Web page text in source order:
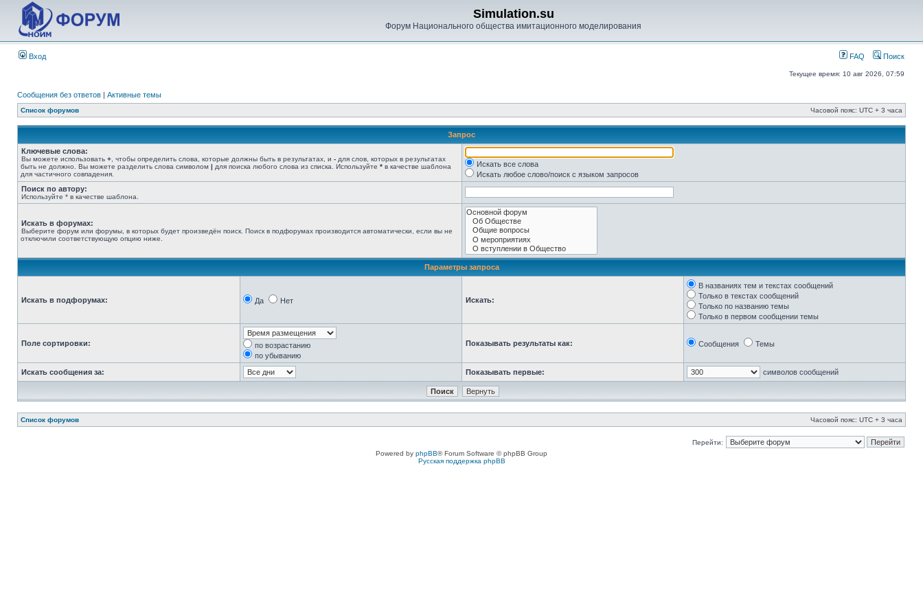
Simulation.su
Форум Национального общества имитационного моделирования
Вход FAQ Поиск
Текущее время: 10 авг 2026, 07:59
Сообщения без ответов | Активные темы
Список форумов Часовой пояс: UTC + 3 часа
Запрос
Ключевые слова:
Вы можете использовать + , чтобы определить слова, которые должны быть в результатах, и - для слов, которых в результатах
быть не должно. Вы можете разделить слова символом | для поиска любого слова из списка. Используйте * в качестве шаблона
для частичного совпадения.
Искать все слова
Искать любое слово/поиск с языком запросов
Поиск по автору:
Используйте * в качестве шаблона.
Искать в форумах:
Выберите форум или форумы, в которых будет произведён поиск. Поиск в подфорумах производится автоматически, если вы не
отключили соответствующую опцию ниже.
Параметры запроса
Искать в подфорумах: Да Нет Искать:
В названиях тем и текстах сообщений
Только в текстах сообщений
Только по названию темы
Только в первом сообщении темы
Поле сортировки:
по возрастанию
по убыванию
Показывать результаты как: Сообщения Темы
Искать сообщения за: Показывать первые: символов сообщений
Список форумов Часовой пояс: UTC + 3 часа
Перейти:
Powered by phpBB® Forum Software © phpBB Group
Русская поддержка phpBB